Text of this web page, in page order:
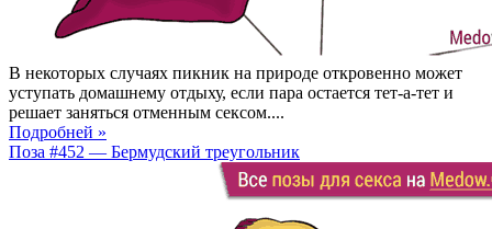
В некоторых случаях пикник на природе откровенно может
уступать домашнему отдыху, если пара остается тет-а-тет и
решает заняться отменным сексом....
Подробней »
Поза #452 — Бермудский треугольник